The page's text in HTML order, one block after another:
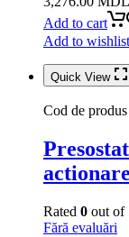
Add to cart
Add to wishlist
Quick View
Cod de
Rated 0 out of
Fără evaluări